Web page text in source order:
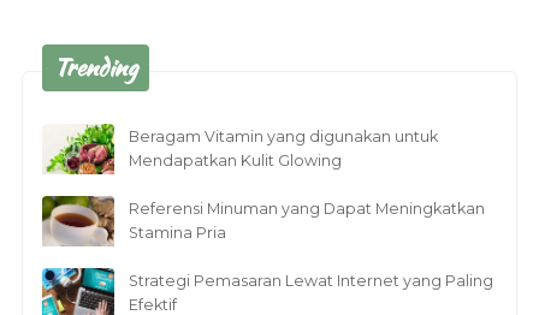
Trending
Beragam Vitamin yang digunakan untuk
Mendapatkan Kulit Glowing
Referensi Minuman yang Dapat Meningkatkan
Stamina Pria
Strategi Pemasaran Lewat Internet yang Paling
Efektif